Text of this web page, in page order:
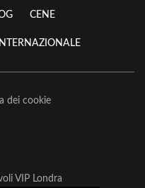
CENE
dei cookie
VIP Londra